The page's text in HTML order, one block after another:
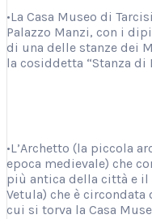
•La Casa Museo di
Palazzo Manzi, con i
di una delle stanze dei
la cosiddetta “Stanza di
•L’Archetto (la piccola
epoca medievale) che
più antica della città e il
Vetula) che è
cui si torva la Casa